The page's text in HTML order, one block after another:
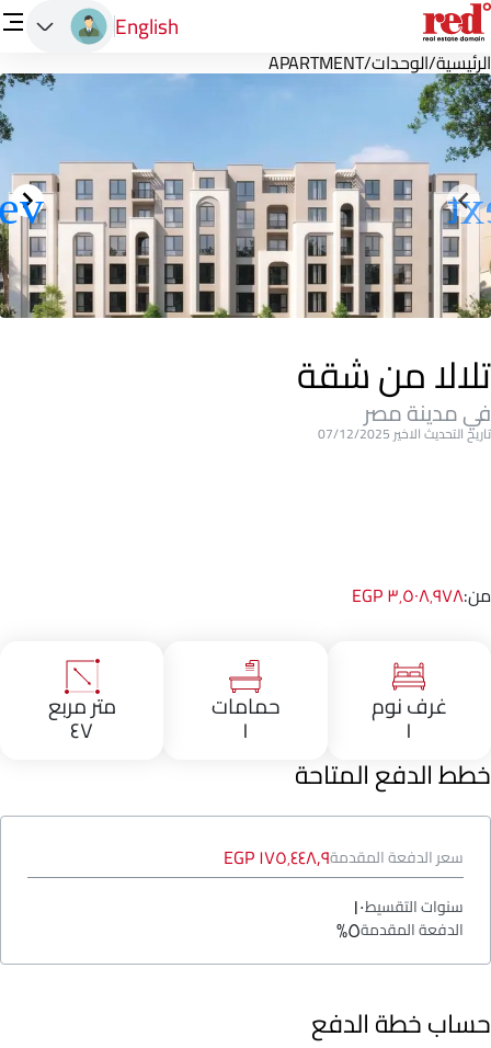
English
الرئيسية/الوحدات/
APARTMENT
تلالا من شقة
في مدينة مصر
تاريخ التحديث الاخير 07/12/2025
من:٣٬٥٠٨٬٩٧٨ EGP
غرف نوم
١
حمامات
١
متر مربع
٤٧
خطط الدفع المتاحة
سعر الدفعة المقدمة١٧٥٬٤٤٨٫٩ EGP
سنوات التقسيط١٠
الدفعة المقدمة٥%
حساب خطة الدفع